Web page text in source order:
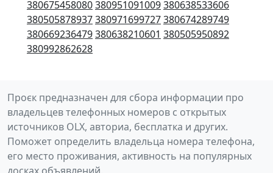
380675458080380951091009380638533606
380505878937380971699727380674289749
380669236479380638210601 380505950892
380992862628
Проєк предназначен для сбора информации про
владельцев телефонных номеров с открытых
источников OLX, авториа, бесплатка и других.
Поможет определить владельца номера телефона,
его место проживания, активность на популярных